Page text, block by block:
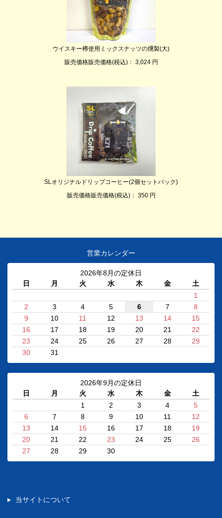
ウイスキー樽使用ミックスナッツの燻製(大)
販売価格販売価格(税込)： 3,024 円
SLオリジナルドリップコーヒー(2個セットパック)
販売価格販売価格(税込)： 350 円
営業カレンダー
2026年8月の定休日
日
月 火 水 木 金
土
1
2
3 4 5 6 7
8
9
10 11 12 13 14
15
16
17 18 19 20 21
22
23
24 25 26 27 28
29
30
31
2026年9月の定休日
日
月 火 水 木 金
土
1
2 3 4
5
6
7 8 9 10 11
12
13
14 15 16 17 18
19
20
21 22 23 24 25
26
27
28 29 30
当サイトについて